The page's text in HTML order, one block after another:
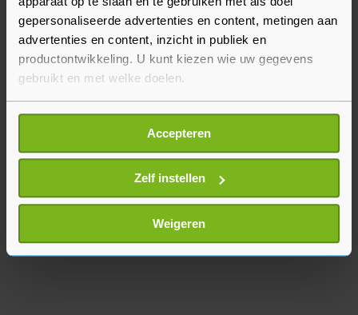
gepersonaliseerde advertenties en content, metingen aan
advertenties en content, inzicht in publiek en
productontwikkeling. U kunt kiezen wie uw gegevens
gebruikt en met welke doelen.
Als u het toestaat, willen we ook graag:
Informatie verzamelen over uw geografische
locatie, die tot een paar meter nauwkeurig kan zijn
Uw apparaat identificeren door het actief te
scannen op specifieke eigenschappen (fingerprinting)
Lees meer over hoe uw persoonlijke gegevens worden
verwerkt en stel uw voorkeuren in het
U kunt uw toestemming op elk moment wijzigen of
Accepteren
Zelf instellen
Weigeren
belastingplanningspraktijken zijn nog steeds
wijdverbreid." Zo heeft Nederland de
belastingregelgeving voor internationale
multinationals nog niet op orde, zei ze. Dat geldt
ook voor Ierland, België en Luxemburg, zei